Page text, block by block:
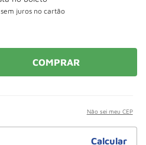
sem juros no cartão
COMPRAR
Não sei meu CEP